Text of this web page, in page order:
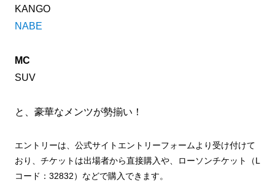
KANGO
NABE
MC
SUV
と、豪華なメンツが勢揃い！
エントリーは、公式サイトエントリーフォームより受け付けて
おり、チケットは出場者から直接購入や、ローソンチケット（L
コード：32832）などで購入できます。